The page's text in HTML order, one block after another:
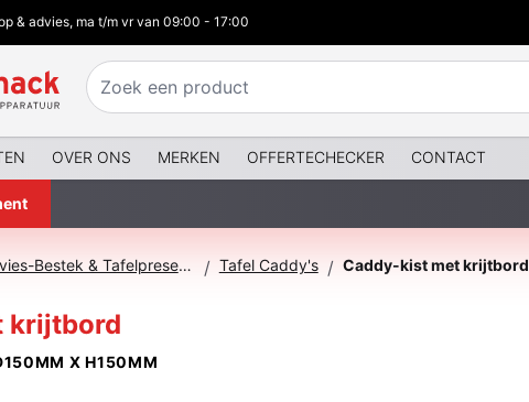
& advies, ma t/m vr van 09:00 - 17:00
OVER ONS MERKEN OFFERTECHECKER CONTACT
Servies-Bestek & Tafelpresentatie / Tafel Caddy's / Caddy-kist met krijtbord
krijtbord
X H150MM